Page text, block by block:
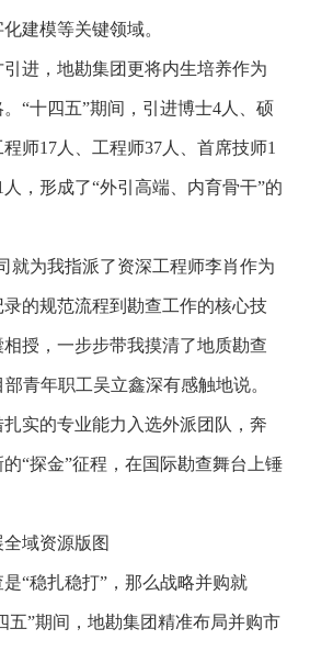
建模等关键领域。
进，地勘集团更将内生培养作为
“十四五”期间，引进博士4人、硕
师17人、工程师37人、首席技师1
人，形成了“外引高端、内育骨干”的
就为我指派了资深工程师李肖作为
的规范流程到勘查工作的核心技
授，一步步带我摸清了地质勘查
部青年职工吴立鑫深有感触地说。
实的专业能力入选外派团队，奔
“探金”征程，在国际勘查舞台上锤
域资源版图
“稳扎稳打”，那么战略并购就
五”期间，地勘集团精准布局并购市